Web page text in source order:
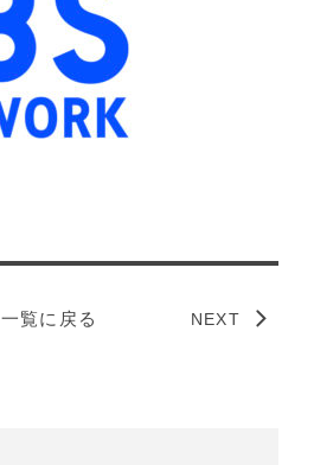
一覧に戻る NEXT